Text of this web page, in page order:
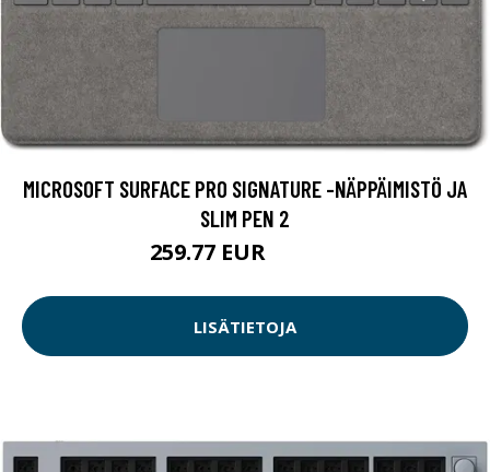
MICROSOFT SURFACE PRO SIGNATURE -NÄPPÄIMISTÖ JA
SLIM PEN 2
259.77 EUR
LISÄTIETOJA